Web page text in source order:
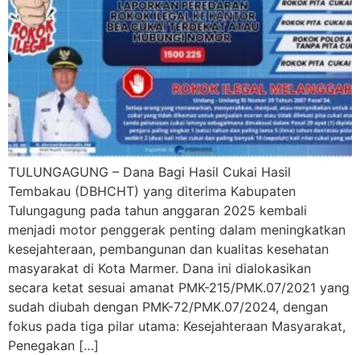
TULUNGAGUNG – Dana Bagi Hasil Cukai Hasil
Tembakau (DBHCHT) yang diterima Kabupaten
Tulungagung pada tahun anggaran 2025 kembali
menjadi motor penggerak penting dalam meningkatkan
kesejahteraan, pembangunan dan kualitas kesehatan
masyarakat di Kota Marmer. Dana ini dialokasikan
secara ketat sesuai amanat PMK-215/PMK.07/2021 yang
sudah diubah dengan PMK-72/PMK.07/2024, dengan
fokus pada tiga pilar utama: Kesejahteraan Masyarakat,
Penegakan […]